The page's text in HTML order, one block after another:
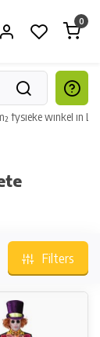
0
fysieke winkel in
Filters